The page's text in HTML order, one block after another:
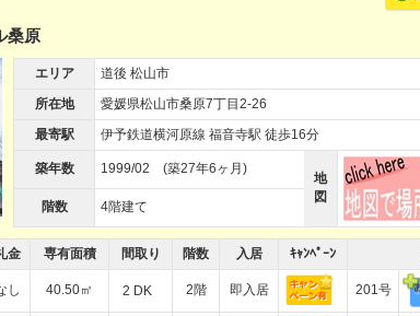
桑原
エリア
道後 松山市
所在地
愛媛県松山市桑原7丁目2-26
最寄駅
伊予鉄道横河原線 福音寺駅 徒歩16分
築年数 1999/02 (築27年6ヶ月)
地
図
階数 4階建て
金 専有面積 間取り 階数 入居 ｷｬﾝﾍﾟｰﾝ
し 40.50㎡ 2 DK 2階 即入居 201号